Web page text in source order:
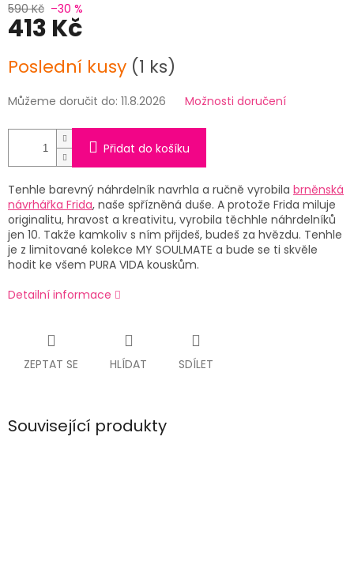
590 Kč –30 %
413 Kč
cena:
Poslední kusy (1 ks)
Můžeme doručit do: 11.8.2026 Možnosti doručení
Přidat do košíku
Tenhle barevný náhrdelník navrhla a ručně vyrobila brněnská
návrhářka Frida, naše spřízněná duše. A protože Frida miluje
originalitu, hravost a kreativitu, vyrobila těchhle náhrdelníků
jen 10. Takže kamkoliv s ním přijdeš, budeš za hvězdu. Tenhle
je z limitované kolekce MY SOULMATE a bude se ti skvěle
hodit ke všem PURA VIDA kouskům.
Detailní informace
ZEPTAT SE HLÍDAT SDÍLET
Související produkty